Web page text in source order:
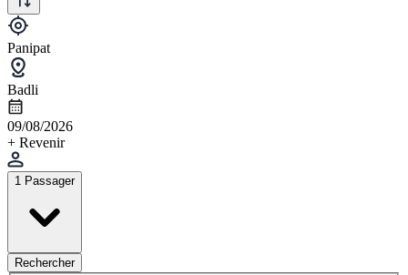
Panipat
Badli
09/08/2026
+ Revenir
1 Passager
Rechercher